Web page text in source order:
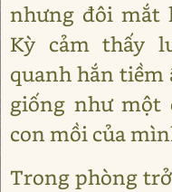
nhưng đôi mắt
Kỳ cảm thấy
quanh hắn
giống như một
con mồi của
Trong phòng